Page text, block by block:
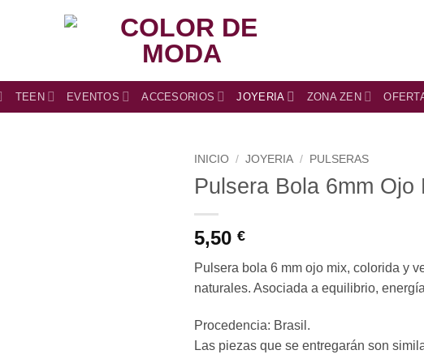
TEEN EVENTOS ACCESORIOS JOYERIA ZONA ZEN
INICIO / JOYERIA / PULSERAS
Pulsera Bola 6mm Ojo
5,50 €
Pulsera bola 6 mm ojo mix, colorida y
naturales. Asociada a equilibrio,
Procedencia: Brasil.
Las piezas que se entregarán son